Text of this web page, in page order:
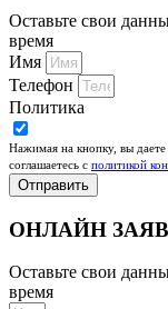
Оставьте свои
время
Имя
Телефон
Политика
Нажимая на кнопку, вы
соглашаетесь c политикой
Отправить
ОНЛАЙН
Оставьте свои
время